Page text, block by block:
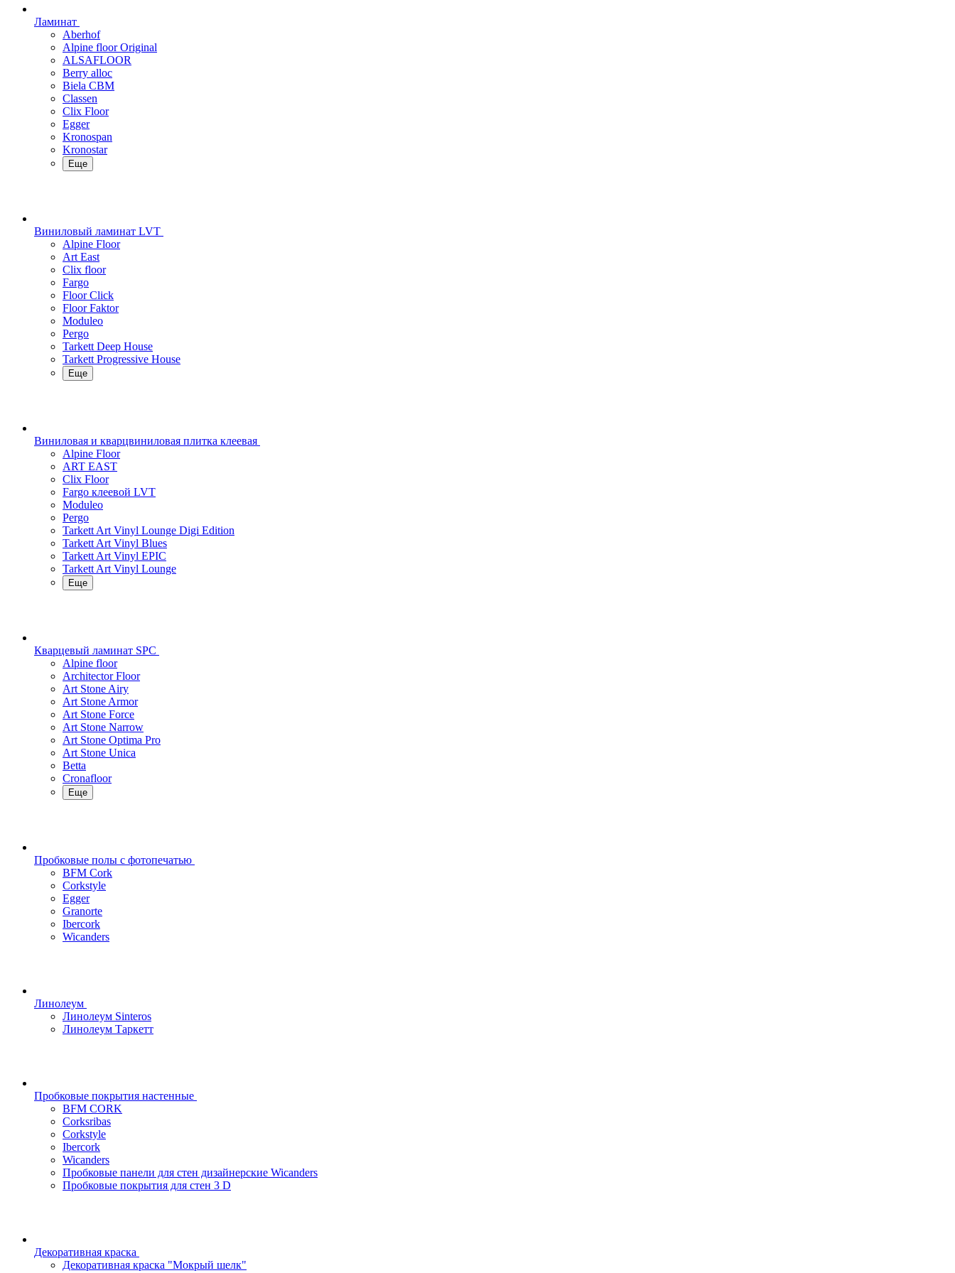
Ламинат
Aberhof
Alpine floor Original
ALSAFLOOR
Berry alloc
Biela CBM
Classen
Clix Floor
Egger
Kronospan
Kronostar
Еще
Виниловый ламинат LVT
Alpine Floor
Art East
Clix floor
Fargo
Floor Click
Floor Faktor
Moduleo
Pergo
Tarkett Deep House
Tarkett Progressive House
Еще
Виниловая и кварцвиниловая плитка клеевая
Alpine Floor
ART EAST
Clix Floor
Fargo клеевой LVT
Moduleo
Pergo
Tarkett Art Vinyl Lounge Digi Edition
Tarkett Art Vinyl Blues
Tarkett Art Vinyl EPIC
Tarkett Art Vinyl Lounge
Еще
Кварцевый ламинат SPC
Alpine floor
Architector Floor
Art Stone Airy
Art Stone Armor
Art Stone Force
Art Stone Narrow
Art Stone Optima Pro
Art Stone Unica
Betta
Cronafloor
Еще
Пробковые полы с фотопечатью
BFM Cork
Corkstyle
Egger
Granorte
Ibercork
Wicanders
Линолеум
Линолеум Sinteros
Линолеум Таркетт
Пробковые покрытия настенные
BFM CORK
Corksribas
Corkstyle
Ibercork
Wicanders
Пробковые панели для стен дизайнерские Wicanders
Пробковые покрытия для стен 3 D
Декоративная краска
Декоративная краска "Мокрый шелк"